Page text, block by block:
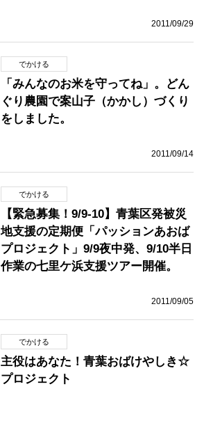
2011/09/29
でかける
「みんなのお米を守ってね」。どん
ぐり農園で案山子（かかし）づくり
をしました。
2011/09/14
でかける
【緊急募集！9/9-10】青葉区発被災
地支援の定期便「パッションあおば
プロジェクト」9/9夜中発、9/10半日
作業の七里ケ浜支援ツアー開催。
2011/09/05
でかける
主役はあなた！青葉おばけやしき☆
プロジェクト